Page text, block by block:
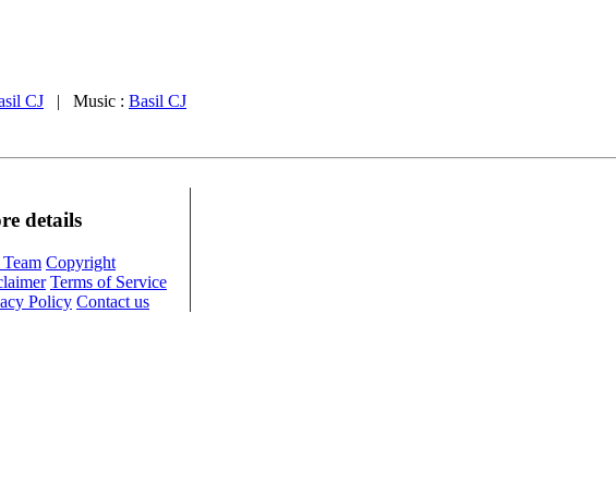
CJ | Music : Basil CJ
details
Copyright
Terms of Service
Policy Contact us